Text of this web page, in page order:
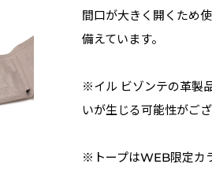
間口が大きく開くため
備えています。
※イル ビゾンテの革製
いが生じる可能性がご
※トープはWEB限定カ